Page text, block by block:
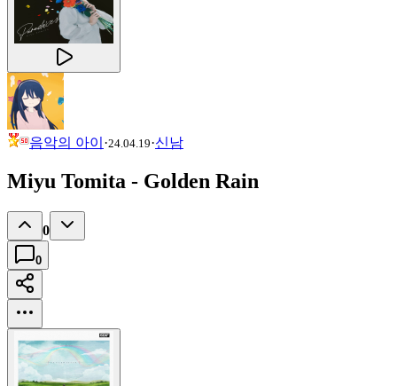
음악의 아이 ·24.04.19·신남
Miyu Tomita - Golden Rain
0
0